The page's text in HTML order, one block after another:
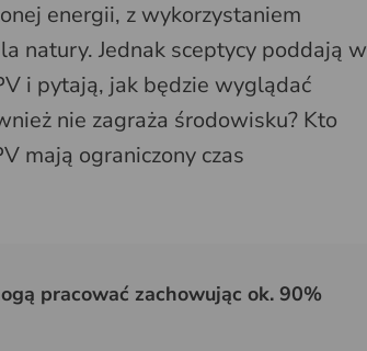
energii, z wykorzystaniem
natury. Jednak sceptycy poddają w
i pytają, jak będzie wyglądać
nie zagraża środowisku? Kto
mają ograniczony czas
pracować zachowując ok. 90%